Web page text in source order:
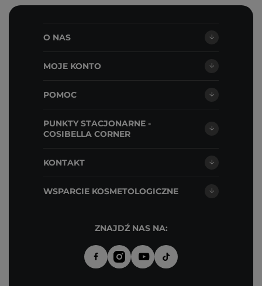
O NAS
MOJE KONTO
POMOC
PUNKTY STACJONARNE -
COSIBELLA CORNER
KONTAKT
WSPARCIE KOSMETOLOGICZNE
ZNAJDŹ NAS NA: